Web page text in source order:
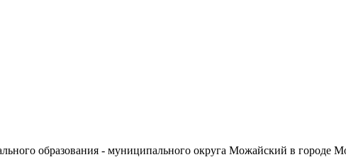
образования - муниципального округа Можайский в городе